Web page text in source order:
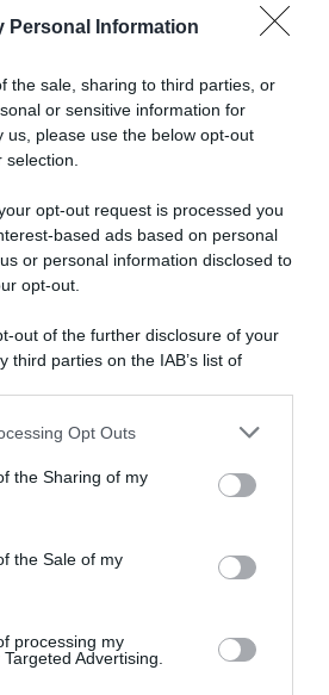
Personal Information
the sale, sharing to third parties, or
or sensitive information for
us, please use the below opt-out
opt-out request is processed you
based ads based on personal
or personal information disclosed to
opt-out.
out of the further disclosure of your
third parties on the IAB’s list of
be disclosed by us to third parties
parties.
app uses one or more Google
and store information including but
usage behaviour. You may click to
Google and its third-party tags to
Opt Outs
the Sharing of my
the Sale of my
processing my
Advertising.
il percorso (Altimetria e
2023, il percorso (Altimetria
e Planimetria)
Sparkassen Münsterland
Giro 2023, la startlist